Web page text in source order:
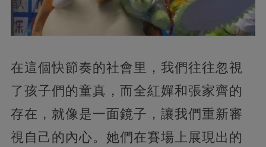
在這個快節奏的社會里，我們往往忽視
了孩子們的童真，而全紅嬋和張家齊的
存在，就像是一面鏡子，讓我們重新審
視自己的內心。她們在賽場上展現出的